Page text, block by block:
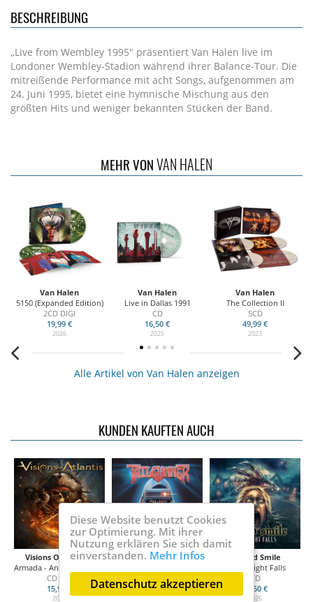
BESCHREIBUNG
,,Live from Wembley 1995" präsentiert Van Halen live im
Londoner Wembley-Stadion während ihrer Balance-Tour. Die
mitreißende Performance mit acht Songs, aufgenommen am
24. Juni 1995, bietet eine hymnische Mischung aus den
größten Hits und weniger bekannten Stücken der Band.
MEHR VONVAN HALEN
Van Halen
5150 (Expanded Edition)
2CD DIGI
19,99 €
2026
Van Halen
Live in Dallas 1991
CD
16,50 €
2025
Van Halen
The Collection II
5CD
49,99 €
2023
Alle Artikel von Van Halen anzeigen
KUNDEN KAUFTEN AUCH
Visions Of Atlantis
Armada - An Orchestral Voyage
CD digi
15,99 €
2026
Tailgunner
CD digi
15,99 €
2026
Wicked Smile
When Night Falls
CD
16,50 €
2026
Diese Website benutzt Cookies
zur Optimierung. Mit ihrer
Nutzung erklären Sie sich damit
einverstanden. Mehr Infos
Datenschutz akzeptieren